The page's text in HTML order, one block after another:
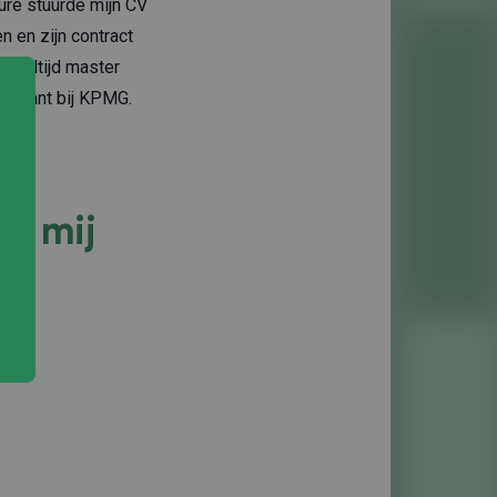
stuurde mijn CV
en zijn contract
deeltijd master
bij KPMG.
mij